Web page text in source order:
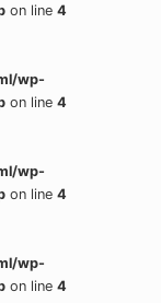
on line4
wp-
on line4
wp-
on line4
wp-
on line4